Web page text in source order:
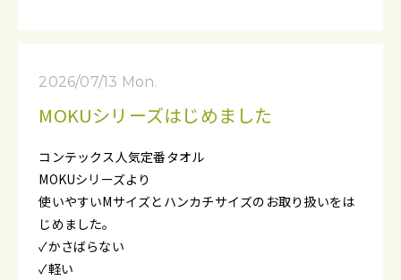
2026/07/13 Mon.
MOKUシリーズはじめました
コンテックス人気定番タオル
MOKUシリーズより
使いやすいMサイズとハンカチサイズのお取り扱いをは
じめました。
✓かさばらない
✓軽い